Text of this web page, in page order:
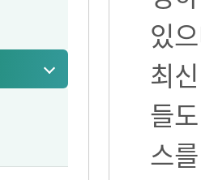
있
최
들
스